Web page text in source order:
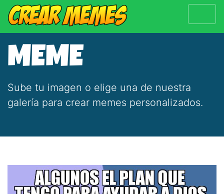
MEME
Sube tu imagen o elige una de nuestra
galería para crear memes personalizados.